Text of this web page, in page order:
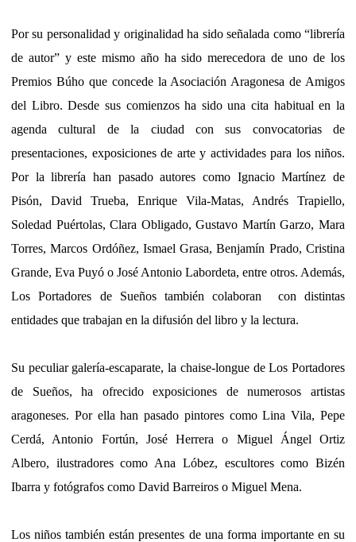
Por su personalidad y originalidad ha sido señalada como “librería
de autor” y este mismo año ha sido merecedora de uno de los
Premios Búho que concede la Asociación Aragonesa de Amigos
del Libro. Desde sus comienzos ha sido una cita habitual en la
agenda cultural de la ciudad con sus convocatorias de
presentaciones, exposiciones de arte y actividades para los niños.
Por la librería han pasado autores como Ignacio Martínez de
Pisón, David Trueba, Enrique Vila-Matas, Andrés Trapiello,
Soledad Puértolas, Clara Obligado, Gustavo Martín Garzo, Mara
Torres, Marcos Ordóñez, Ismael Grasa, Benjamín Prado, Cristina
Grande, Eva Puyó o José Antonio Labordeta, entre otros. Además,
Los Portadores de Sueños también colaboran con distintas
entidades que trabajan en la difusión del libro y la lectura.
Su peculiar galería-escaparate, la chaise-longue de Los Portadores
de Sueños, ha ofrecido exposiciones de numerosos artistas
aragoneses. Por ella han pasado pintores como Lina Vila, Pepe
Cerdá, Antonio Fortún, José Herrera o Miguel Ángel Ortiz
Albero, ilustradores como Ana Lóbez, escultores como Bizén
Ibarra y fotógrafos como David Barreiros o Miguel Mena.
Los niños también están presentes de una forma importante en su